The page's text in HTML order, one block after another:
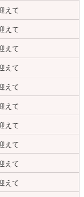
えて
えて
えて
えて
えて
えて
えて
えて
えて
えて